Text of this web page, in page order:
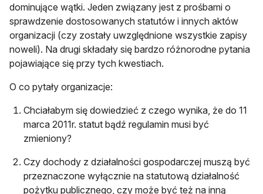
dominujące wątki. Jeden związany jest z prośbami o
sprawdzenie dostosowanych statutów i innych aktów
organizacji (czy zostały uwzględnione wszystkie zapisy
noweli). Na drugi składały się bardzo różnorodne pytania
pojawiające się przy tych kwestiach.
O co pytały organizacje:
Chciałabym się dowiedzieć z czego wynika, że do 11
marca 2011r. statut bądź regulamin musi być
zmieniony?
Czy dochody z działalności gospodarczej muszą być
przeznaczone wyłącznie na statutową działalność
pożytku publicznego, czy może być też na inną